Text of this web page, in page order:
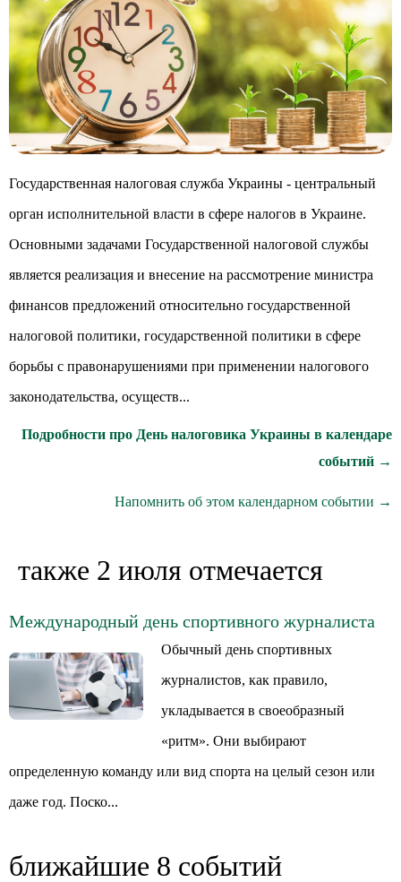
Государственная налоговая служба Украины - центральный
орган исполнительной власти в сфере налогов в Украине.
Основными задачами Государственной налоговой службы
является реализация и внесение на рассмотрение министра
финансов предложений относительно государственной
налоговой политики, государственной политики в сфере
борьбы с правонарушениями при применении налогового
законодательства, осуществ...
Подробности про День налоговика Украины в календаре
событий →
Напомнить об этом календарном событии →
также 2 июля отмечается
Международный день спортивного журналиста
Обычный день спортивных
журналистов, как правило,
укладывается в своеобразный
«ритм». Они выбирают
определенную команду или вид спорта на целый сезон или
даже год. Поско...
ближайшие 8 событий